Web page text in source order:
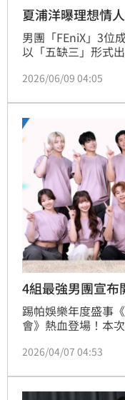
夏浦洋曝理想情
男團「FEniX」3位
以「五缺三」形式
背著女包出門，大
種『可鹽可甜』的
眼光！」
2026/06/09 04:05
4組最強男團宣
踢帕娛樂年度盛事
會》熱血登場！本
美堂盛大登場，尚
認真討論一路歪樓
全場關注焦點，話
2026/04/07 04:53